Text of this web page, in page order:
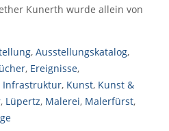
Kunerth wurde allein von
, Ausstellungskatalog,
, Ereignisse,
Infrastruktur, Kunst, Kunst &
, Lüpertz, Malerei, Malerfürst,